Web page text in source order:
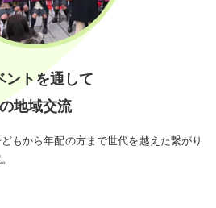
ントを通して
地域交流
もから年配の方まで世代を越えた繋がり